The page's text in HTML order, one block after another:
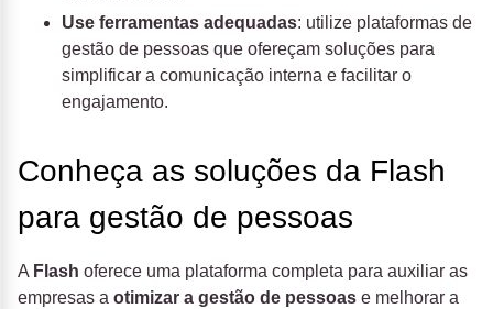
Use ferramentas adequadas: utilize plataformas de
gestão de pessoas que ofereçam soluções para
simplificar a comunicação interna e facilitar o
engajamento.
Conheça as soluções da Flash
para gestão de pessoas
A Flash oferece uma plataforma completa para auxiliar as
empresas a otimizar a gestão de pessoas e melhorar a